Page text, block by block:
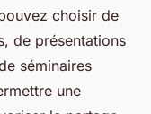
choisir de
de présentations
séminaires
une